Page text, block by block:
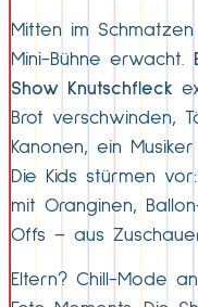
Mitten im
Mini-Bühne erwacht.
Show Knutschfleck
Brot verschwinden,
Kanonen, ein
Die Kids stürmen
mit Oranginen,
Offs – aus
Eltern? Chill-Mode